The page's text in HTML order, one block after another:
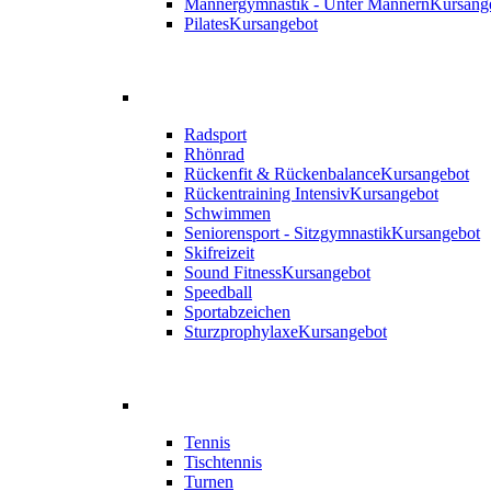
Männergymnastik - Unter Männern
PilatesKursangebot
Radsport
Rhönrad
Rückenfit & RückenbalanceKursangebot
Rückentraining IntensivKursangebot
Schwimmen
Seniorensport - SitzgymnastikKursangebot
Skifreizeit
Sound FitnessKursangebot
Speedball
Sportabzeichen
SturzprophylaxeKursangebot
Tennis
Tischtennis
Turnen